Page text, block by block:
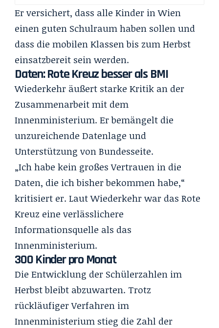
Er versichert, dass alle Kinder in Wien
einen guten Schulraum haben sollen und
dass die mobilen Klassen bis zum Herbst
einsatzbereit sein werden.
Daten: Rote Kreuz besser als BMI
Wiederkehr äußert starke Kritik an der
Zusammenarbeit mit dem
Innenministerium. Er bemängelt die
unzureichende Datenlage und
Unterstützung von Bundesseite.
„Ich habe kein großes Vertrauen in die
Daten, die ich bisher bekommen habe,“
kritisiert er. Laut Wiederkehr war das Rote
Kreuz eine verlässlichere
Informationsquelle als das
Innenministerium.
300 Kinder pro Monat
Die Entwicklung der Schülerzahlen im
Herbst bleibt abzuwarten. Trotz
rückläufiger Verfahren im
Innenministerium stieg die Zahl der